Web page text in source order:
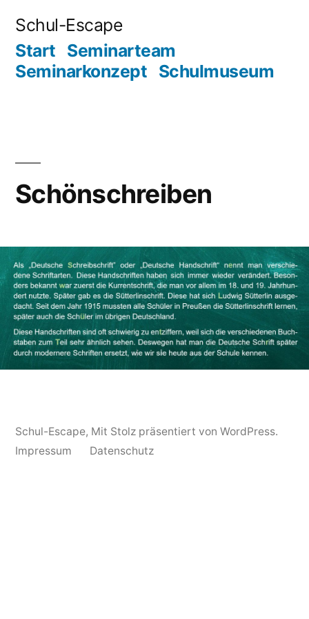
Inhalt
springen
Schul-Escape
Start Seminarteam
Seminarkonzept Schulmuseum
Schönschreiben
Schul-Escape, Mit Stolz präsentiert von WordPress.
Impressum
Datenschutz